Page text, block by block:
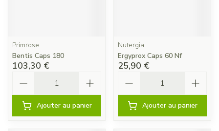
Primrose
Bentis Caps 180
103,30 €
Ajouter au panier
Nutergia
Ergyprox Caps 60 Nf
25,90 €
Ajouter au panier